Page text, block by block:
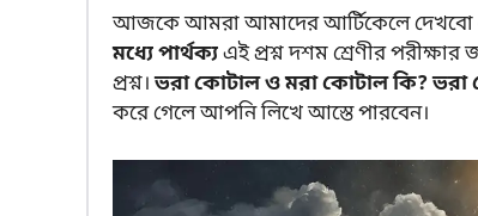
আজকে আমরা আমাদের আর্টিকেলে দেখবো
মধ্যে পার্থক্যএই প্রশ্ন দশম শ্রেণীর
প্রশ্ন।ভরা কোটাল ও মরা কোটাল কি? ভরা
করে গেলে আপনি লিখে আস্তে পারবেন।